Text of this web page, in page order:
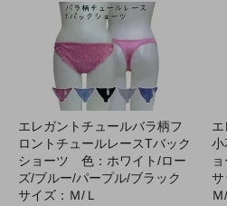
エレガントチュールバラ柄フ
ロントチュールレースTバック
ショーツ 色：ホワイト/ロー
ズ/ブルー/パープル/ブラック
サイズ：Ｍ/Ｌ
小
サ
Ｍ